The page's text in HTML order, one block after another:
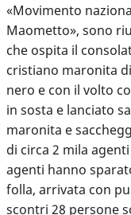
«Movimento
Maometto», sono
che ospita il
cristiano maronita
nero e con il volto
in sosta e lanciato
maronita e
di circa 2 mila
agenti hanno
folla, arrivata con
scontri 28 persone